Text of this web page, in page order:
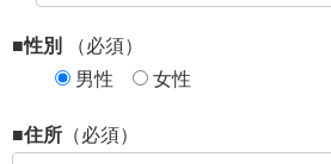
■性別
（必須）
男性
女性
■住所 （必須）